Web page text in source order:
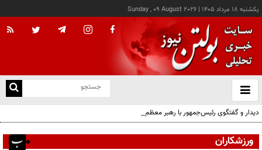
يکشنبه ۱۸ مرداد ۱۴۰۵ |
Sunday , 09 August 2026
باز
و
دیدار و گفتگوی رئیس‌جمهور با رهبر معظم انقلاب درباره مسائل اقتصادی و نظامی کشور
ورزشکاران